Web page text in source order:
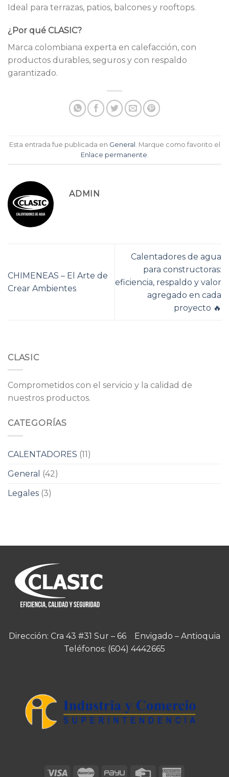
Ideal para terrazas, patios, balcones y rooftops.
¿Por qué CLASIC?
Marca colombiana experta en calefacción, con
productos durables, seguros y con respaldo
garantizado.
Esta entrada fue publicada en General . Marque como favorito el
Enlace permanente
ADMIN
CHIMENEAS – El Arte de
Crear Ambientes
Calentadores de agua
para constructoras:
eficiencia, respaldo y valor
agregado en cada
proyecto 🔥
CLASIC
Comprometidos con el servicio y la calidad de
nuestros productos.
CATEGORÍAS
CALENTADORES (11)
General
(42)
Legales (3)
Dirección: Cra 43 #31 Sur – 66 Envigado – Antioquia
Teléfonos: (604) 4442665